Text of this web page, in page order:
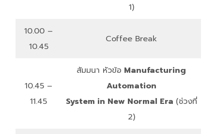
1)
10.00 –
10.45
Coffee Break
10.45 –
11.45
สัมมนา หัวข้อ Manufacturing
Automation
System in New Normal Era (ช่วงที่
2)